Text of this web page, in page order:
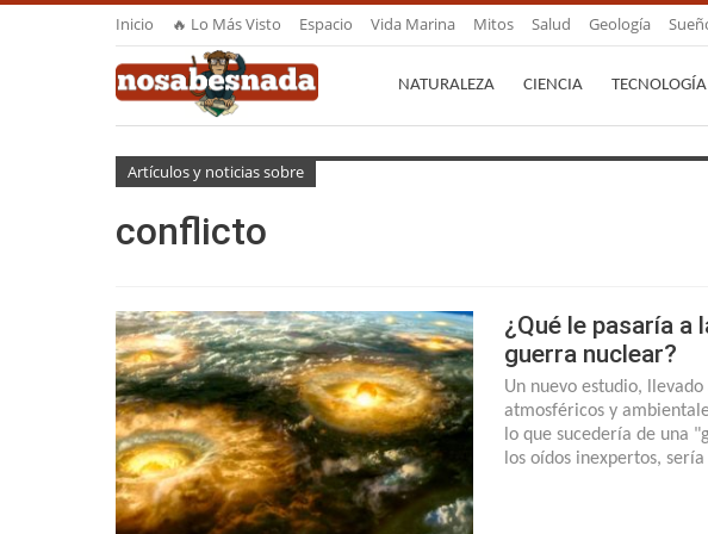
Inicio 🔥 Lo Más Visto Espacio Vida Marina Mitos Salud Geología
NATURALEZA CIENCIA TECNOLOGÍA
Artículos y noticias sobre
conflicto
¿Qué le pasaría a
guerra nuclear?
Un nuevo estudio,
atmosféricos y
lo que sucedería de una
los oídos inexpertos,